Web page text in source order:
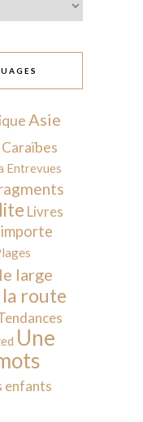
Asie
Caraïbes
Entrevues
Livres
large
route
Une
enfants